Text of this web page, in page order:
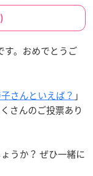
す。おめでとうご
さんといえば？ 」
さんのご投票あり
うか？ ぜひ一緒に